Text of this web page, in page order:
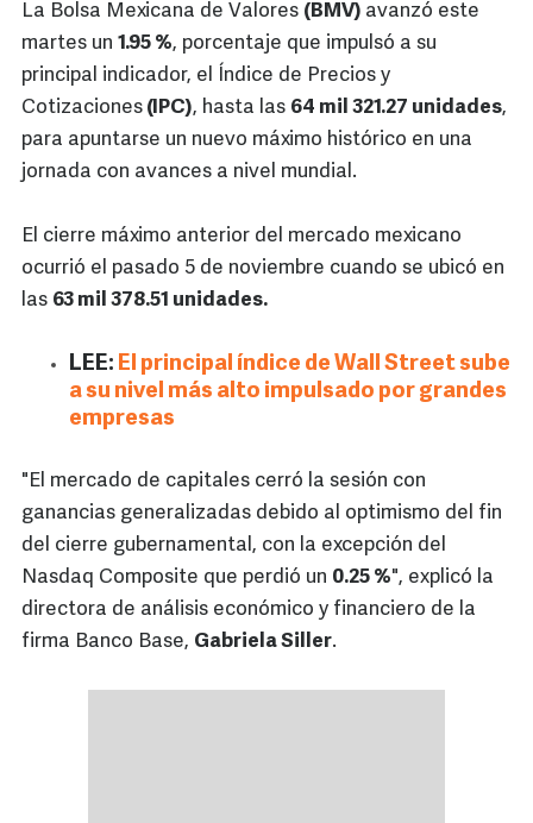
La Bolsa Mexicana de Valores (BMV) avanzó este
martes un 1.95 %, porcentaje que impulsó a su
principal indicador, el Índice de Precios y
Cotizaciones (IPC), hasta las 64 mil 321.27 unidades,
para apuntarse un nuevo máximo histórico en una
jornada con avances a nivel mundial.
El cierre máximo anterior del mercado mexicano
ocurrió el pasado 5 de noviembre cuando se ubicó en
las 63 mil 378.51 unidades.
LEE: El principal índice de Wall Street sube
a su nivel más alto impulsado por grandes
empresas
"El mercado de capitales cerró la sesión con
ganancias generalizadas debido al optimismo del fin
del cierre gubernamental, con la excepción del
Nasdaq Composite que perdió un 0.25 %", explicó la
directora de análisis económico y financiero de la
firma Banco Base, Gabriela Siller.